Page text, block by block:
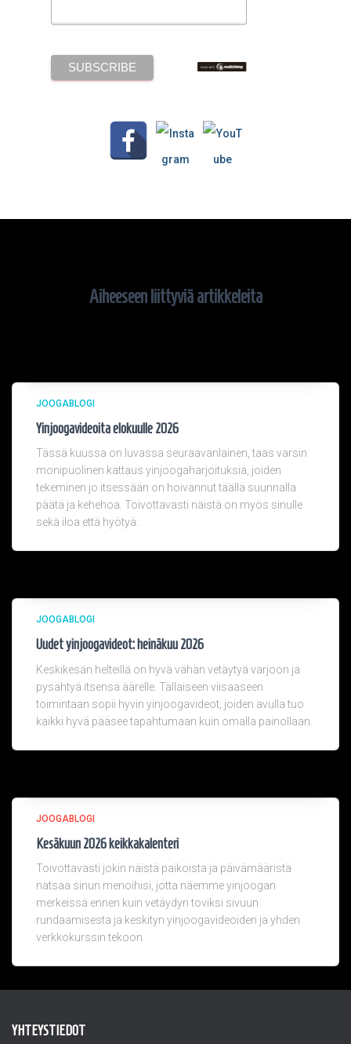
Aiheeseen liittyviä artikkeleita
JOOGABLOGI
Yinjoogavideoita elokuulle 2026
Tässä kuussa on luvassa seuraavanlainen, taas varsin
monipuolinen kattaus yinjoogaharjoituksia, joiden
tekeminen jo itsessään on hoivannut täällä suunnalla
päätä ja kehehoa. Toivottavasti näistä on myös sinulle
sekä iloa että hyötyä.
JOOGABLOGI
Uudet yinjoogavideot: heinäkuu 2026
Keskikesän helteillä on hyvä vähän vetäytyä varjoon ja
pysähtyä itsensä äärelle. Tällaiseen viisaaseen
toimintaan sopii hyvin yinjoogavideot, joiden avulla tuo
kaikki hyvä pääsee tapahtumaan kuin omalla painollaan.
JOOGABLOGI
Kesäkuun 2026 keikkakalenteri
Toivottavasti jokin näistä paikoista ja päivämääristä
natsaa sinun menoihisi, jotta näemme yinjoogan
merkeissä ennen kuin vetäydyn toviksi sivuun
rundaamisesta ja keskityn yinjoogavideoiden ja yhden
verkkokurssin tekoon.
YHTEYSTIEDOT